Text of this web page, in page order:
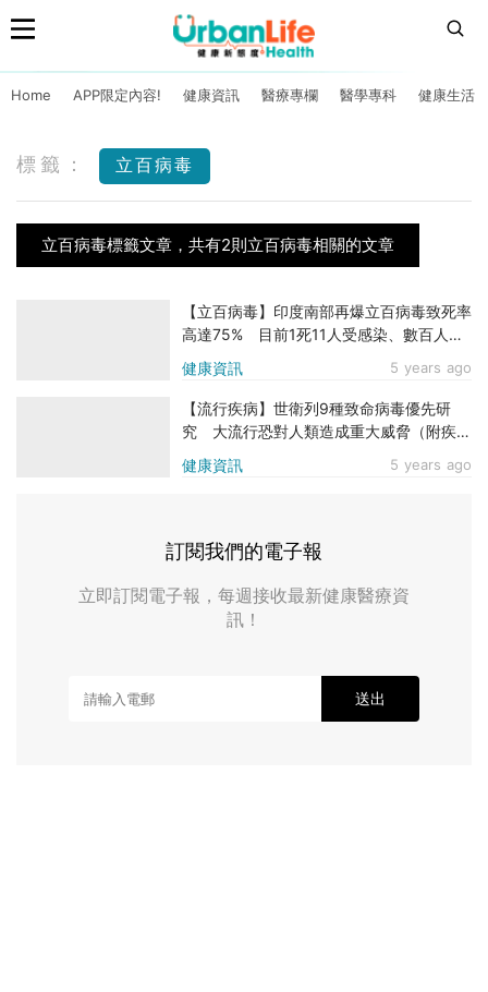
Home APP限定內容! 健康資訊 醫療專欄 醫學專科 健康生活
標籤： 立百病毒
立百病毒標籤文章，共有2則立百病毒相關的文章
健康資訊 5 years ago
【立百病毒】印度南部再爆立百病毒致死率
高達75% 目前1死11人受感染、數百人隔
健康資訊 5 years ago
【流行疾病】世衛列9種致命病毒優先研
究 大流行恐對人類造成重大威脅（附疾病
資料及症狀）
訂閱我們的電子報
立即訂閱電子報，每週接收最新健康醫療資
訊！
送出